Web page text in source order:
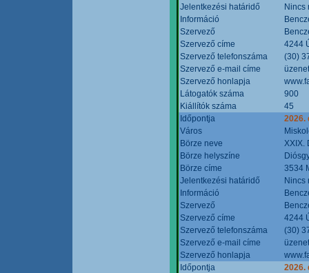
Jelentkezési határidő
Nincs
Információ
Szervező
Szervező címe
4244
Szervező telefonszáma
(30)
Szervező e-mail címe
Szervező honlapja
Látogatók száma
900
Kiállítók száma
45
Időpontja
2026.
Város
Börze neve
XXIX.
Börze helyszíne
Börze címe
3534
Jelentkezési határidő
Nincs
Információ
Szervező
Szervező címe
4244
Szervező telefonszáma
(30)
Szervező e-mail címe
Szervező honlapja
Időpontja
2026.